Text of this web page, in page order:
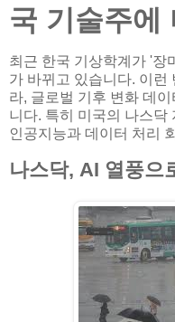
국 기술주에
최근 한국 기상학계가 '장
가 바뀌고 있습니다. 이런
라, 글로벌 기후 변화 데
니다. 특히 미국의 나스닥
인공지능과 데이터 처리
나스닥, AI 열풍으